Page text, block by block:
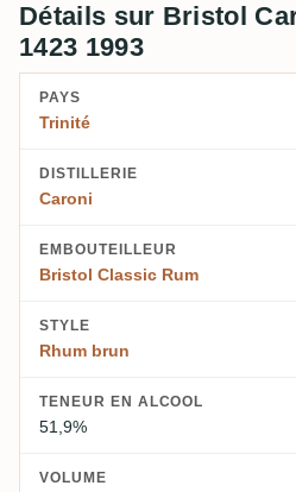
Détails sur Bristol
1423 1993
PAYS
Trinité
DISTILLERIE
Caroni
EMBOUTEILLEUR
Bristol Classic Rum
STYLE
Rhum brun
TENEUR EN ALCOOL
51,9%
VOLUME